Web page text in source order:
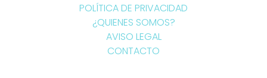
POLÍTICA DE PRIVACIDAD
¿QUIENES SOMOS?
AVISO LEGAL
CONTACTO